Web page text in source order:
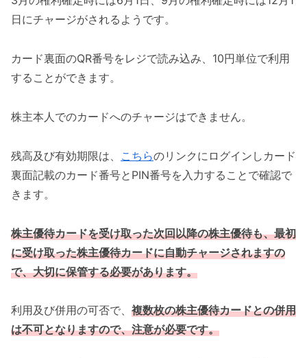
日にチャージがされるようです。
カード裏面のQR番号をレジで読み込み、10円単位で利用
することができます。
株主本人でのカードへのチャージはできません。
残高及び有効期限は、 こちらのリンクにログインしカード
裏面記載のカード番号とPIN番号を入力することで確認で
きます。
株主優待カードを受け取った次回以降の株主優待も、最初
に受け取った株主優待カードに自動チャージされますの
で、大切に保管する必要があります。
利用及び併用の可否で、 複数枚の株主優待カードとの併用
は不可となりますので、注意が必要です。